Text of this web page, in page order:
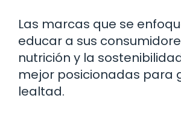
Las marcas que se
educar a sus
nutrición y la
mejor posicionadas para
lealtad.